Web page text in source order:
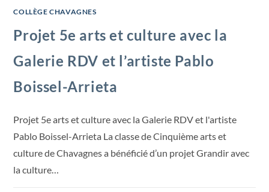
COLLÈGE CHAVAGNES
Projet 5e arts et culture avec la
Galerie RDV et l’artiste Pablo
Boissel-Arrieta
Projet 5e arts et culture avec la Galerie RDV et l'artiste
Pablo Boissel-Arrieta La classe de Cinquième arts et
culture de Chavagnes a bénéficié d’un projet Grandir avec
la culture…